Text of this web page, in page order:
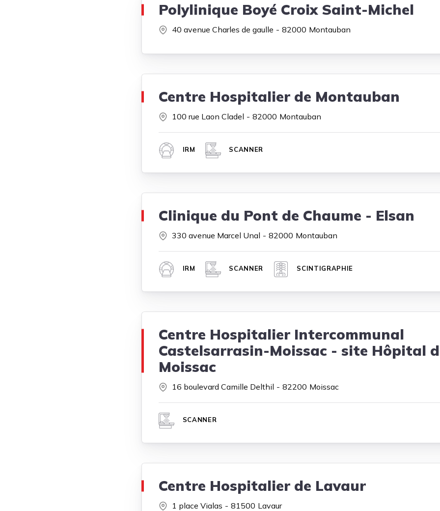
Polylinique Boyé Croix Saint-Michel
40 avenue Charles de gaulle 82000 Montauban
Centre Hospitalier de Montauban
100 rue Laon Cladel 82000 Montauban
IRM SCANNER
Clinique du Pont de Chaume - Elsan
330 avenue Marcel Unal 82000 Montauban
IRM SCANNER SCINTIGRAPHIE
Centre Hospitalier Intercommunal
Castelsarrasin-Moissac - site Hôpital
Moissac
16 boulevard Camille Delthil 82200 Moissac
SCANNER
Centre Hospitalier de Lavaur
1 place Vialas 81500 Lavaur